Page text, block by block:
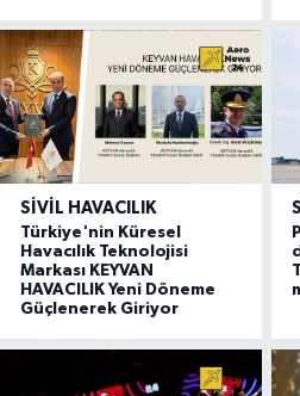
SIVIL HAVACILIK
Türkiye'nin Küresel
Havacılık Teknolojisi
Markası KEYVAN
HAVACILIK Yeni Döneme
Güçlenerek Giriyor